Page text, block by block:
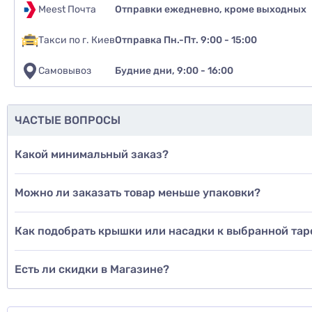
Если вам нуженнадежный дозатор для
его идеальным для профессионального и домашнего
Смотрите также:
другие модели дозаторов 28/410
пластиковые флаконы с подходящей горловиной
да
Meest Почта Отправки ежедневно, кроме выходных
Такси по г. КиевОтправка Пн.-Пт. 9:00 - 15:00
Самовывоз Будние дни, 9:00 - 16:00
ЧАСТЫЕ ВОПРОСЫ
Какой минимальный заказ?
Можно ли заказать товар меньше упаковки?
Как подобрать крышки или насадки к выбранной
Есть ли скидки в Магазине?